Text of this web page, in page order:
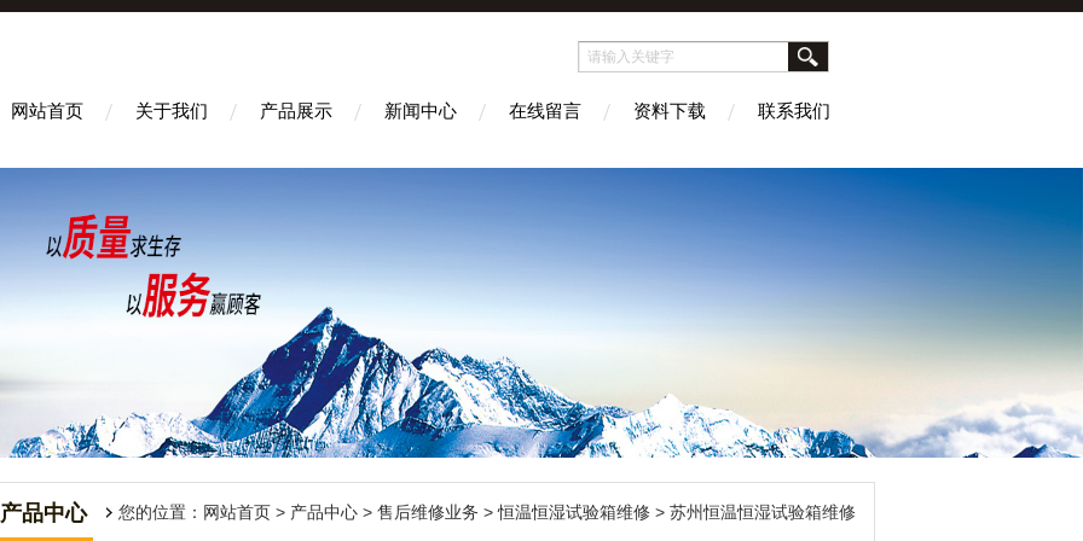
网站首页 关于我们 产品展示 新闻中心 在线留言 资料下载 联系我们
产品中心 您的位置： 网站首页 > 产品中心 > 售后维修业务 >恒温恒湿试验箱维修 > 苏州恒温恒湿试验箱维修